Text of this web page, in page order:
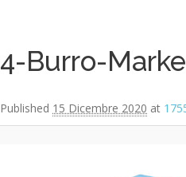
4-Burro-
Published 15 Dicembre 2020 at